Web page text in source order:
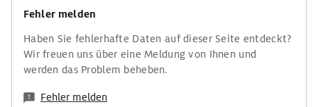
Fehler melden
Haben Sie fehlerhafte Daten auf dieser Seite entdeckt?
Wir freuen uns über eine Meldung von Ihnen und
werden das Problem beheben.
Fehler melden